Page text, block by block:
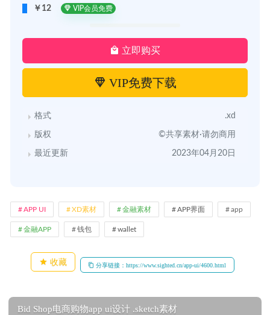
￥12 VIP会员免费
立即购买
VIP免费下载
格式 .xd
版权 ©共享素材·请勿商用
最近更新 2023年04月20日
APP UI XD素材 金融素材 APP界面 app
金融APP 钱包 wallet
收藏 分享链接：https://www.sighted.cn/app-ui/4600.html
Bid Shop电商购物app ui设计 .sketch素材